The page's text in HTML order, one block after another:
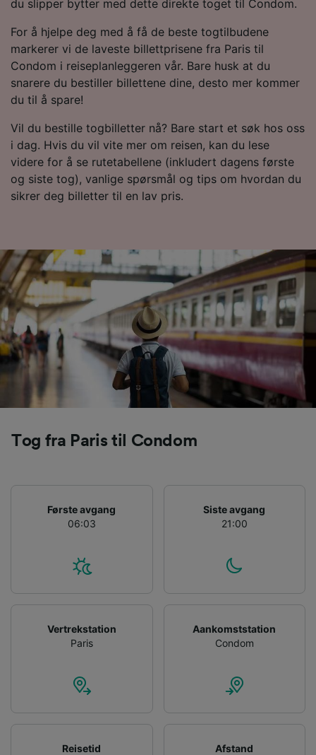
du slipper bytter med dette direkte toget til Condom.
For å hjelpe deg med å få de beste togtilbudene
markerer vi de laveste billettprisene fra Paris til
Condom i reiseplanleggeren vår. Bare husk at du
snarere du bestiller billettene dine, desto mer kommer
du til å spare!
Vil du bestille togbilletter nå? Bare start et søk hos oss
i dag. Hvis du vil vite mer om reisen, kan du lese
videre for å se rutetabellene (inkludert dagens første
og siste tog), vanlige spørsmål og tips om hvordan du
sikrer deg billetter til en lav pris.
Tog fra Paris til Condom
Første avgang
06:03
Siste avgang
21:00
Vertrekstation
Paris
Aankomststation
Condom
Reisetid
Afstand
Use precise geolocation data. Actively scan
and/or access information on a device.
Personalised advertising and content,
advertising and content measurement,
audience research and services development.
List of Partners